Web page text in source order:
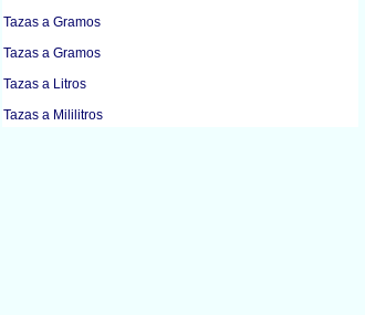
Tazas a Gramos
Tazas a Gramos
Tazas a Litros
Tazas a Mililitros